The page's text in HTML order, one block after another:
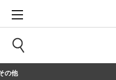
の他